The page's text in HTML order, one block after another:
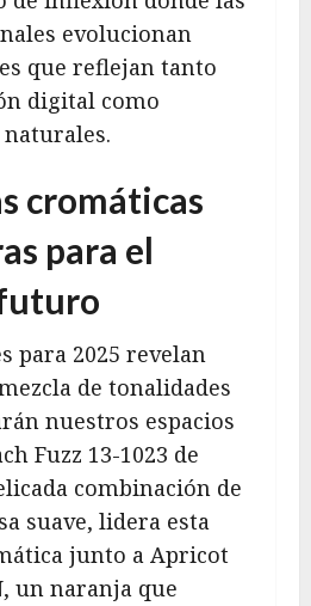
evolucionan
que reflejan tanto
digital como
cromáticas
para el
para 2025 revelan
de tonalidades
nuestros espacios
Fuzz 13-1023 de
combinación de
suave, lidera esta
junto a Apricot
un naranja que